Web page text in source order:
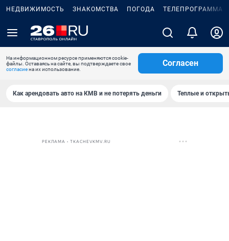
НЕДВИЖИМОСТЬ ЗНАКОМСТВА ПОГОДА ТЕЛЕПРОГРАММА
На информационном ресурсе применяются cookie-
файлы. Оставаясь на сайте, вы подтверждаете свое
согласиена их использование.
Согласен
Как арендовать авто на КМВ и не потерять деньги Теплые и
РЕКЛАМА • TKACHEVKMV.RU